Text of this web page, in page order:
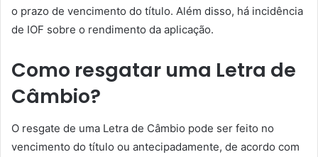
o prazo de vencimento do título. Além disso, há incidência
de IOF sobre o rendimento da aplicação.
Como resgatar uma Letra de
Câmbio?
O resgate de uma Letra de Câmbio pode ser feito no
vencimento do título ou antecipadamente, de acordo com